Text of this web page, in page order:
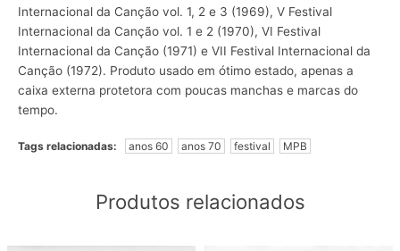
Internacional da Canção vol. 1, 2 e 3 (1969), V Festival
Internacional da Canção vol. 1 e 2 (1970), VI Festival
Internacional da Canção (1971) e VII Festival Internacional da
Canção (1972). Produto usado em ótimo estado, apenas a
caixa externa protetora com poucas manchas e marcas do
tempo.
Tags relacionadas: anos 60 anos 70 festival MPB
Produtos relacionados